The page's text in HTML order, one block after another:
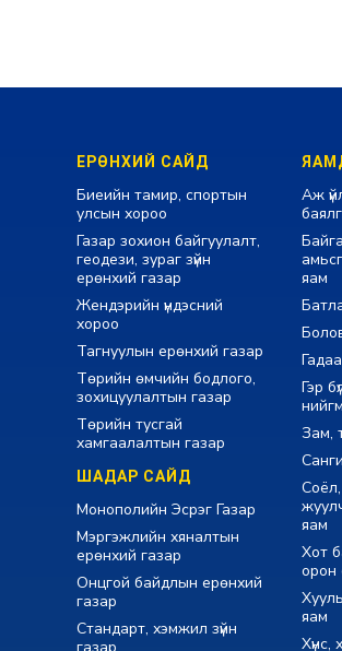
ЕРӨНХИЙ САЙД
Биеийн тамир, спортын
улсын хороо
Газар зохион байгуулалт,
геодези, зураг зүйн
ерөнхий газар
Жендэрийн үндэсний
хороо
Тагнуулын ерөнхий газар
Төрийн өмчийн бодлого,
зохицуулалтын газар
Төрийн тусгай
хамгаалалтын газар
ШАДАР САЙД
Монополийн Эсрэг Газар
Мэргэжлийн хяналтын
ерөнхий газар
Онцгой байдлын ерөнхий
газар
Стандарт, хэмжил зүйн
Аж
яам
Гэр
Зам,
яам
Хот
орон
яам
Хүнс,